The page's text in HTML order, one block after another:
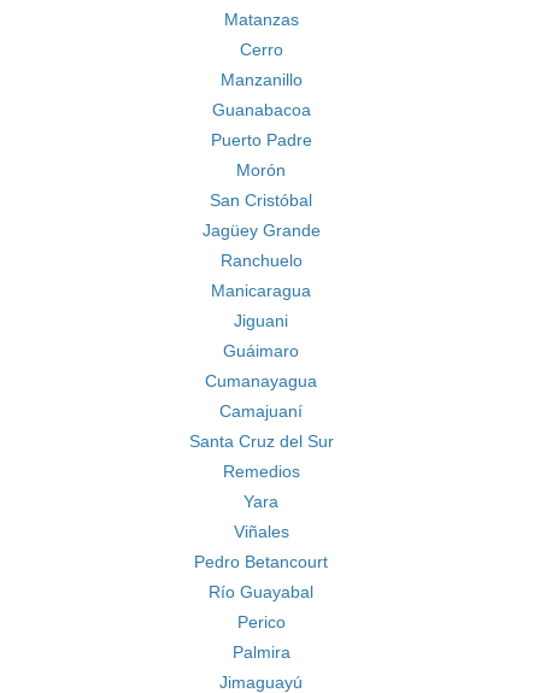
Matanzas
Cerro
Manzanillo
Guanabacoa
Puerto Padre
Morón
San Cristóbal
Jagüey Grande
Ranchuelo
Manicaragua
Jiguani
Guáimaro
Cumanayagua
Camajuaní
Santa Cruz del Sur
Remedios
Yara
Viñales
Pedro Betancourt
Río Guayabal
Perico
Palmira
Jimaguayú